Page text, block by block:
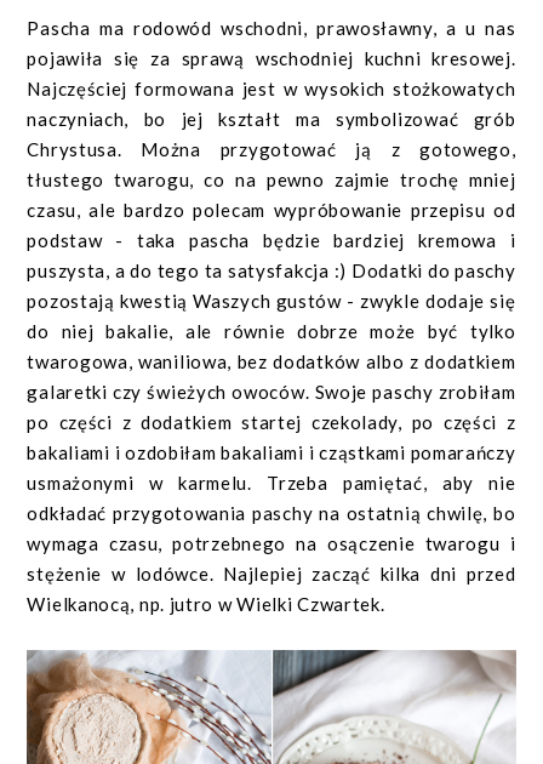
Pascha ma rodowód wschodni, prawosławny, a u nas
pojawiła się za sprawą wschodniej kuchni kresowej.
Najczęściej formowana jest w wysokich stożkowatych
naczyniach, bo jej kształt ma symbolizować grób
Chrystusa. Można przygotować ją z gotowego,
tłustego twarogu, co na pewno zajmie trochę mniej
czasu, ale bardzo polecam wypróbowanie przepisu od
podstaw - taka pascha będzie bardziej kremowa i
puszysta, a do tego ta satysfakcja :) Dodatki do paschy
pozostają kwestią Waszych gustów - zwykle dodaje się
do niej bakalie, ale równie dobrze może być tylko
twarogowa, waniliowa, bez dodatków albo z dodatkiem
galaretki czy świeżych owoców. Swoje paschy zrobiłam
po części z dodatkiem startej czekolady, po części z
bakaliami i ozdobiłam bakaliami i cząstkami pomarańczy
usmażonymi w karmelu. Trzeba pamiętać, aby nie
odkładać przygotowania paschy na ostatnią chwilę, bo
wymaga czasu, potrzebnego na osączenie twarogu i
stężenie w lodówce. Najlepiej zacząć kilka dni przed
Wielkanocą, np. jutro w Wielki Czwartek.